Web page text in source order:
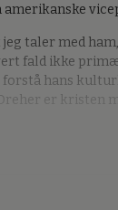
taler med
fald ikke
hans
er kristen